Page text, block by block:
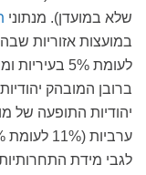
שלא במועדן). מנתוני
לעומת 5%
ברובן המובהק
יהודיות התופעה של
לגבי מידת